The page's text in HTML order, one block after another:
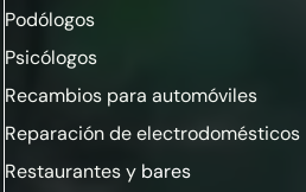
Podólogos
Psicólogos
Recambios para automóviles
Reparación de electrodomésticos
Restaurantes y bares